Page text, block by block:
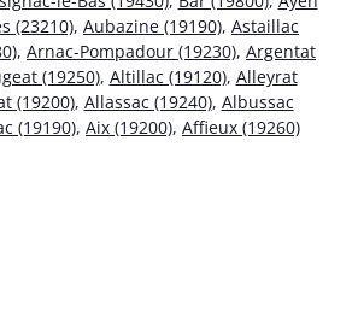
(23210), Aubazine (19190), Astaillac
, Arnac-Pompadour (19230), Argentat
(19250), Altillac (19120), Alleyrat
(19200), Allassac (19240), Albussac
(19190), Aix (19200), Affieux (19260)